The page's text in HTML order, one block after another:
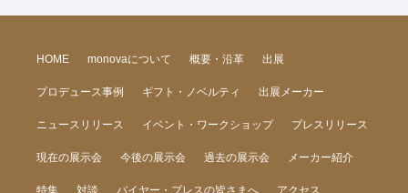
HOME monovaについて 概要・沿革 出展
プロデュース事例 ギフト・ノベルティ 出展メーカー
ニュースリリース イベント・ワークショップ プレスリリース
現在の展示会 今後の展示会 過去の展示会 メーカー紹介
特集 対談 バイヤー・プレスの皆さまへ アクセス